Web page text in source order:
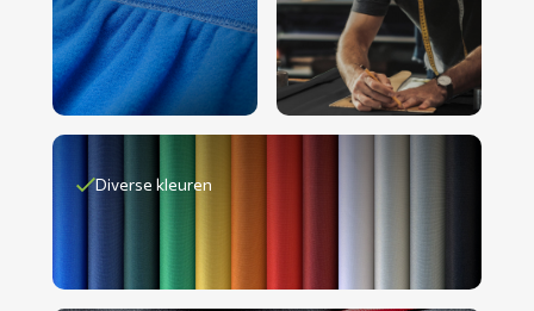
Diverse kleuren